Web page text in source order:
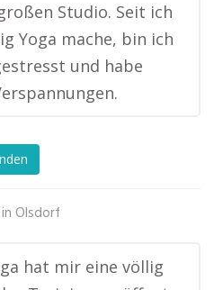
Studio. Seit ich
Yoga mache, bin ich
und habe
Olsdorf
hat mir eine völlig